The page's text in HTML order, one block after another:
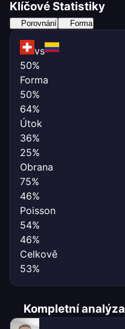
Klíčové Statistiky
Porovnání Forma
vs
50%
Forma
50%
64%
Útok
36%
25%
Obrana
75%
46%
Poisson
54%
46%
Celkově
53%
Kompletní analýza